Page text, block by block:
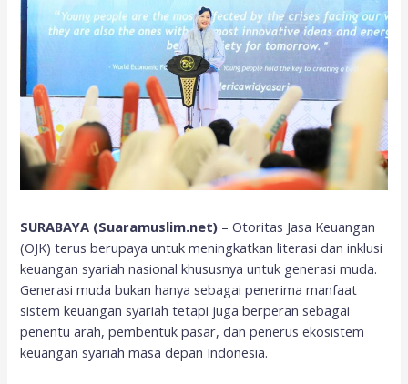
SURABAYA (Suaramuslim.net) – Otoritas Jasa Keuangan
(OJK) terus berupaya untuk meningkatkan literasi dan inklusi
keuangan syariah nasional khususnya untuk generasi muda.
Generasi muda bukan hanya sebagai penerima manfaat
sistem keuangan syariah tetapi juga berperan sebagai
penentu arah, pembentuk pasar, dan penerus ekosistem
keuangan syariah masa depan Indonesia.